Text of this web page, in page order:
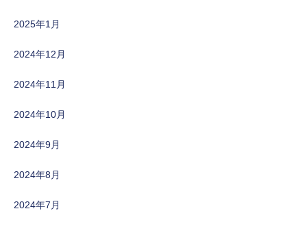
2025年1月
2024年12月
2024年11月
2024年10月
2024年9月
2024年8月
2024年7月